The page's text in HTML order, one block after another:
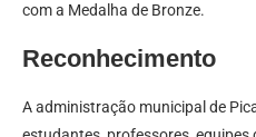
com a Medalha de Bronze.
Reconhecimento
A administração municipal de